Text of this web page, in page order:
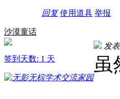
回复 使用道具 举报
沙漠童话
签到天数: 1 天
发
虽